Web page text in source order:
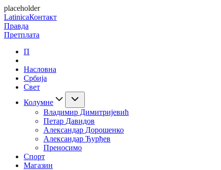
placeholder
LatinicaКонтакт
Правда
Претплата
П
Насловна
Србија
Свет
Колумне
Владимир Димитријевић
Петар Давидов
Александар Дорошенко
Александар Ђурђев
Преносимо
Спорт
Магазин